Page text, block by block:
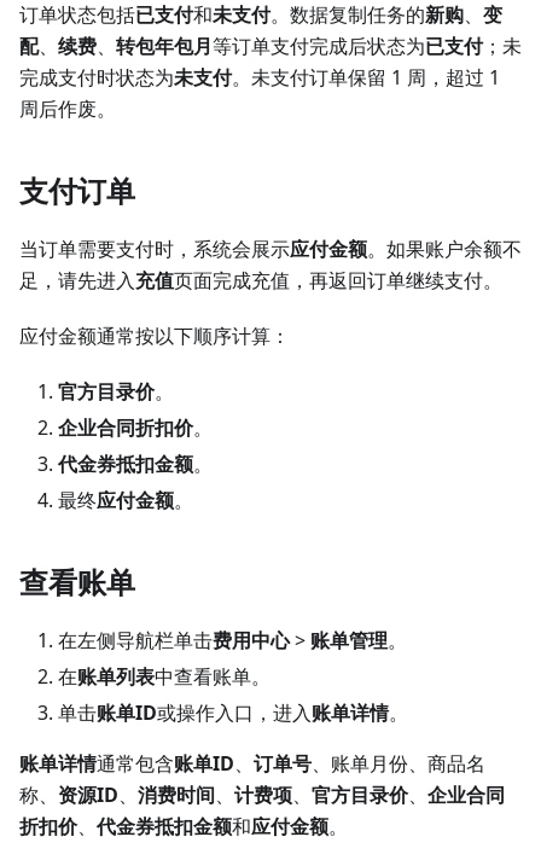
订单状态包括已支付和未支付。数据复制任务的新购、 变
配、 续费、 转包年包月等订单支付完成后状态为已支付；未
完成支付时状态为未支付。未支付订单保留 1 周，超过 1
周后作废。
支付订单
当订单需要支付时，系统会展示应付金额。如果账户余额不
足，请先进入充值页面完成充值，再返回订单继续支付。
应付金额通常按以下顺序计算：
官方目录价。
企业合同折扣价。
代金券抵扣金额。
最终应付金额。
查看账单
在左侧导航栏单击费用中心> 账单管理。
在账单列表中查看账单。
单击账单ID或操作入口，进入账单详情。
账单详情通常包含账单ID、 订单号、账单月份、商品名
称、 资源ID、 消费时间、 计费项、 官方目录价、 企业合同
折扣价、 代金券抵扣金额和应付金额。